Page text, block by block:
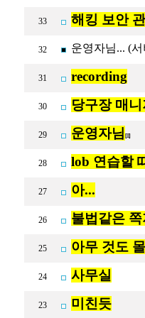
33 해킹 보안
32 운영자님... (
31 recording
30 당구장 매니
29 운영자님 [1]
28 lob 연습할
27 아...
26 불법같은
25 아무 것도
24 사무실
23 미친듯